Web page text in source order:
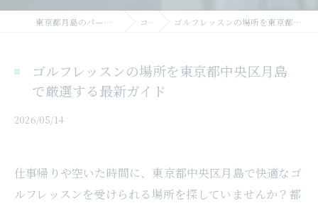
東京都月島のパーソナルジムならLIT FIT コラム ゴルフレッスンの場所を東京都中央区月島で厳選する最新ガイド
ゴルフレッスンの場所を東京都中央区月島
で厳選する最新ガイド
2026/05/14
仕事帰りや空いた時間に、東京都中央区月島で快適なゴ
ルフレッスンを受けられる場所を探していませんか？都